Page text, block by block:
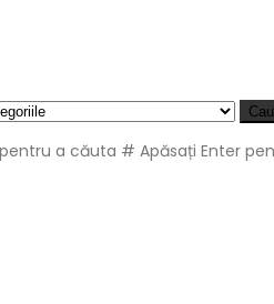
a căuta # Apăsați Enter